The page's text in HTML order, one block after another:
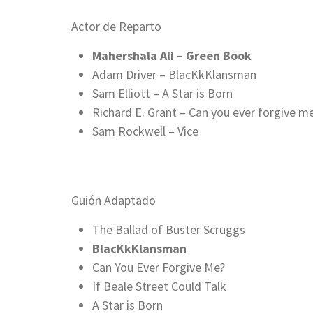
Actor de Reparto
Mahershala Ali – Green Book
Adam Driver – BlacKkKlansman
Sam Elliott – A Star is Born
Richard E. Grant – Can you ever forgive
Sam Rockwell – Vice
Guión Adaptado
The Ballad of Buster Scruggs
BlacKkKlansman
Can You Ever Forgive Me?
If Beale Street Could Talk
A Star is Born